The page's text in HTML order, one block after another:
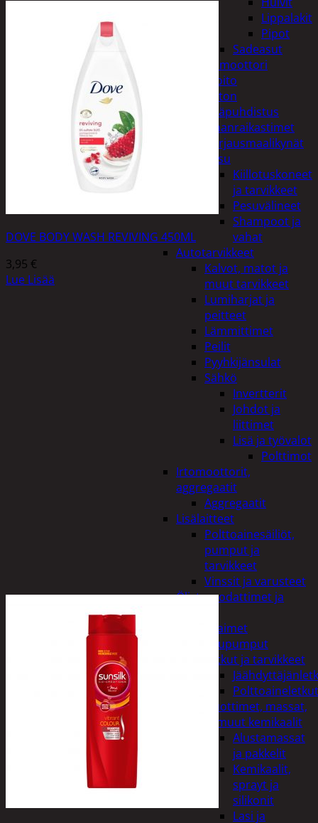
Lippalakit
Pipot
Sadeasut
Auto, vene ja moottori
Autonhoito
Auton
sisäpuhdistus
Ilmanraikastimet
Korjausmaalikynät
Pesu
Kiillotuskoneet
ja tarvikkeet
Pesuvälineet
Shampoot ja
vahat
Autotarvikkeet
Kalvot, matot ja
muut tarvikkeet
Lumiharjat ja
peitteet
Lämmittimet
Peilit
Pyyhkijänsulat
Sähkö
Invertterit
Johdot ja
liittimet
Lisä ja työvalot
Polttimot
Irtomoottorit,
aggregaatit
Aggregaatit
Lisälaitteet
Polttoainesäiliöt,
pumput ja
tarvikkeet
Vinssit ja varusteet
Öljyt, suodattimet ja
Avaimet
Imupumput
Letkut ja tarvikkeet
Polttoaineletkut
Liuottimet, massat,
ja muut kemikaalit
Alustamassat
ja pakkelit
Kemikaalit,
sprayt ja
silikonit
Lasi ja
DOVE BODY WASH REVIVING 450ML
3,95 €
Lue Lisää